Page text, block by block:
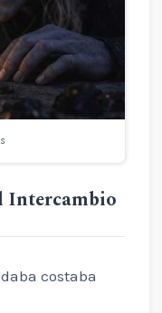
Intercambio
costaba